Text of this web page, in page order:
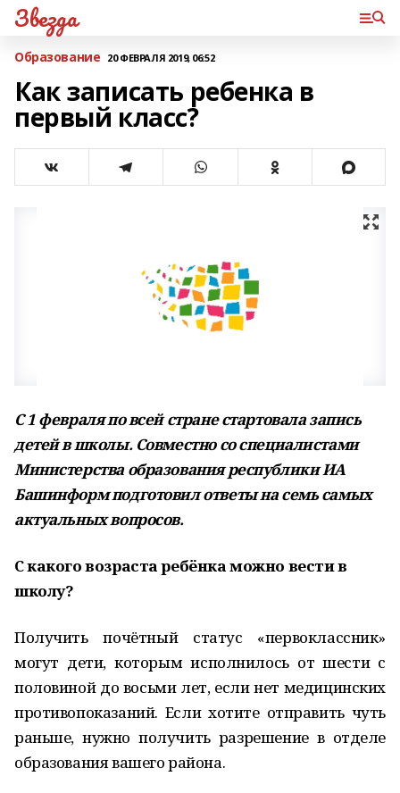
Звезда
Образование 20 ФЕВРАЛЯ 2019, 06:52
Как записать ребенка в
первый класс?
С 1 февраля по всей стране стартовала запись
детей в школы. Совместно со специалистами
Министерства образования республики ИА
Башинформ подготовил ответы на семь самых
актуальных вопросов.
С какого возраста ребёнка можно вести в
школу?
Получить почётный статус «первоклассник»
могут дети, которым исполнилось от шести с
половиной до восьми лет, если нет медицинских
противопоказаний. Если хотите отправить чуть
раньше, нужно получить разрешение в отделе
образования вашего района.